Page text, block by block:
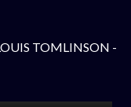
TOMLINSON -